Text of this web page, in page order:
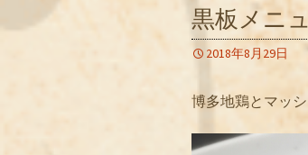
黒板メニ
2018年8月29日
博多地鶏とマッ